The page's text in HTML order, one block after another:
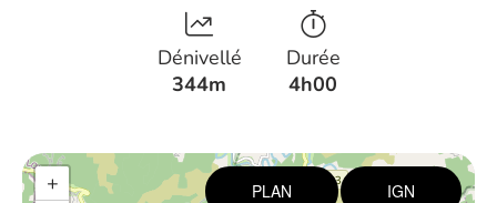
Dénivellé
344m
Durée
4h00
+
PLAN IGN